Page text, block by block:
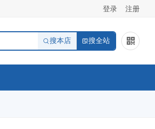
登录 注册
搜本店 搜全站